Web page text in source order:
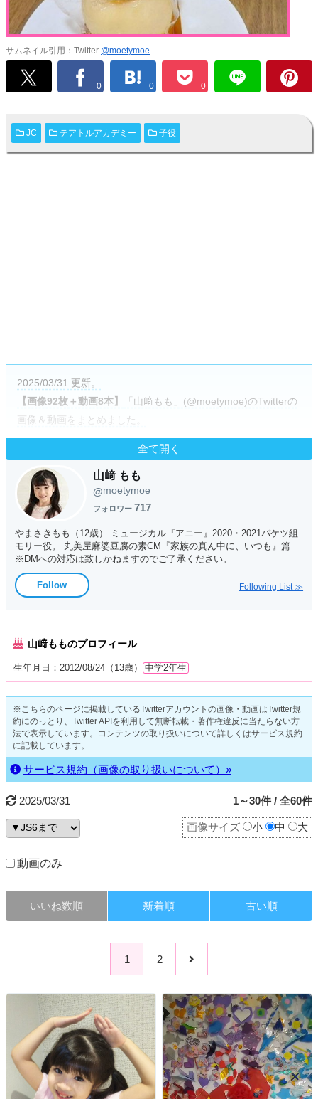
サムネイル引用：Twitter @moetymoe
0 0 0
JC テアトルアカデミー 子役
2025/03/31 更新。
【画像92枚＋動画8本】
「山﨑もも」(@moetymoe)のTwitterの
画像＆動画をまとめました。
全て開く
山﨑 もも
@moetymoe
フォロワー 717
やまさきもも（12歳） ミュージカル『アニー』2020・2021バケツ組
モリー役。 丸美屋麻婆豆腐の素CM『家族の真ん中に、いつも』篇
※DMへの対応は致しかねますのでご了承ください。
Follow Following List ≫
山﨑もものプロフィール
生年月日：2012/08/24（13歳） 中学2年生
※こちらのページに掲載しているTwitterアカウントの画像・動画はTwitter規
約にのっとり、Twitter APIを利用して無断転載・著作権違反に当たらない方
法で表示しています。コンテンツの取り扱いについて詳しくはサービス規約
に記載しています。
サービス規約（画像の取り扱いについて）»
2025/03/31 1～30件 / 全60件
画像サイズ 小 中 大
動画のみ
いいね数順 新着順 古い順
1 2